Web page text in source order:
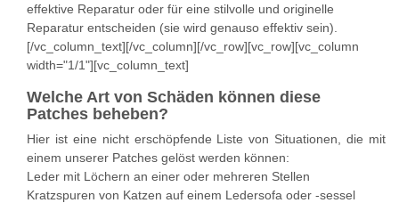
effektive Reparatur oder für eine stilvolle und originelle
Reparatur entscheiden (sie wird genauso effektiv sein).
[/vc_column_text][/vc_column][/vc_row][vc_row][vc_column
width="1/1"][vc_column_text]
Welche Art von Schäden können diese
Patches beheben?
Hier ist eine nicht erschöpfende Liste von Situationen, die mit
einem unserer Patches gelöst werden können:
Leder mit Löchern an einer oder mehreren Stellen
Kratzspuren von Katzen auf einem Ledersofa oder -sessel